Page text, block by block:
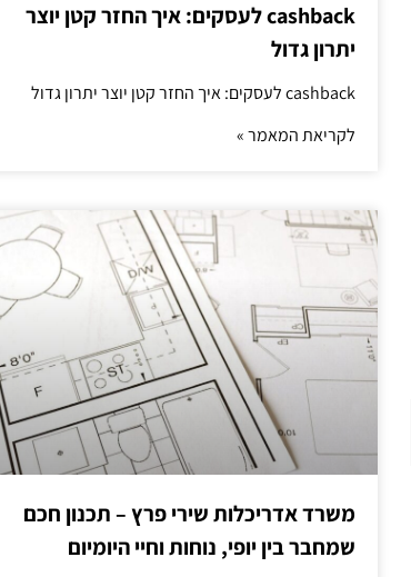
cashback לעסקים: איך החזר קטן יוצר
יתרון גדול
cashback לעסקים: איך החזר קטן יוצר יתרון גדול
לקריאת המאמר »
משרד אדריכלות שירי פרץ – תכנון חכם
שמחבר בין יופי, נוחות וחיי היומיום